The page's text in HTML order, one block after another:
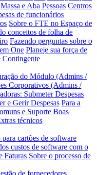
e Aba Pessoas Centros
de funcionários
Sobre o FTE no Espaço de
conceitos de folha de
Fazendo perguntas sobre o
One Planeje sua força de
Contingente
do Módulo (Admins /
Corporativos (Admins /
Submeter Despesas
e Gerir Despesas Para a
e Suporte Boas
técnicos
cartões de software
custos de software com o
Faturas Sobre o processo de
de fornecedores